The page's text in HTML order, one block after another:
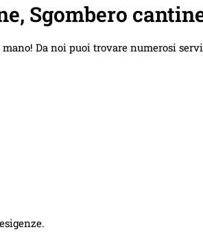
Sgombero
Da noi puoi trovare numerosi